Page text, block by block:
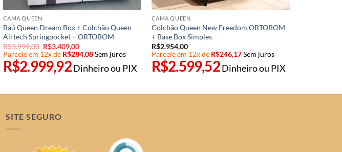
CAMA QUEEN
Baú Queen Dream Box + Colchão Queen
Airtech Springpocket – ORTOBOM
R$3.999,00 O
preço
original
era:
R$3.999,00.
R$3.409,00O
preço
atual
é:
R$3.409,00.
Parcele em 12x de R$284,08Sem juros
R$2.999,92Dinheiro ou PIX
CAMA QUEEN
Colchão Queen New Freedom ORTOBOM
+ Base Box Simples
R$2.954,00
Parcele em 12x de R$246,17Sem juros
R$2.599,52Dinheiro ou PIX
SITE SEGURO